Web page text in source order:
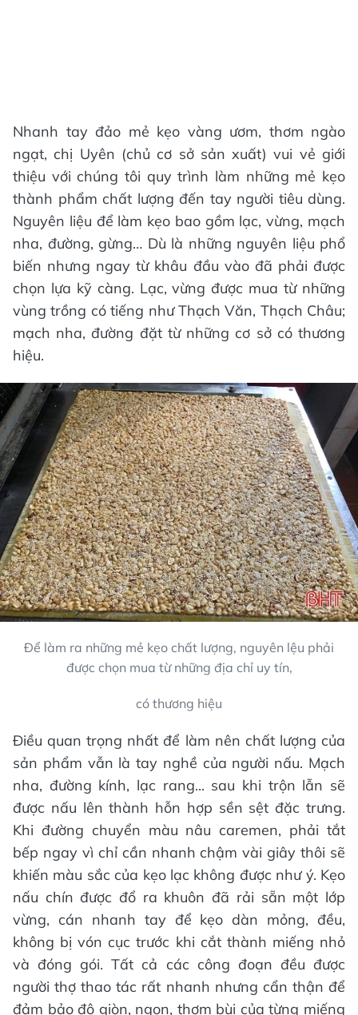
Nhanh tay đảo mẻ kẹo vàng ươm, thơm ngào
ngạt, chị Uyên (chủ cơ sở sản xuất) vui vẻ giới
thiệu với chúng tôi quy trình làm những mẻ kẹo
thành phẩm chất lượng đến tay người tiêu dùng.
Nguyên liệu để làm kẹo bao gồm lạc, vừng, mạch
nha, đường, gừng… Dù là những nguyên liệu phổ
biến nhưng ngay từ khâu đầu vào đã phải được
chọn lựa kỹ càng. Lạc, vừng được mua từ những
vùng trồng có tiếng như Thạch Văn, Thạch Châu;
mạch nha, đường đặt từ những cơ sở có thương
hiệu.
Để làm ra những mẻ kẹo chất lượng, nguyên lệu phải
được chọn mua từ những địa chỉ uy tín,
có thương hiệu
Điều quan trọng nhất để làm nên chất lượng của
sản phẩm vẫn là tay nghề của người nấu. Mạch
nha, đường kính, lạc rang... sau khi trộn lẫn sẽ
được nấu lên thành hỗn hợp sền sệt đặc trưng.
Khi đường chuyển màu nâu caremen, phải tắt
bếp ngay vì chỉ cần nhanh chậm vài giây thôi sẽ
khiến màu sắc của kẹo lạc không được như ý. Kẹo
nấu chín được đổ ra khuôn đã rải sẵn một lớp
vừng, cán nhanh tay để kẹo dàn mỏng, đều,
không bị vón cục trước khi cắt thành miếng nhỏ
và đóng gói. Tất cả các công đoạn đều được
người thợ thao tác rất nhanh nhưng cẩn thận để
đảm bảo độ giòn, ngon, thơm bùi của từng miếng